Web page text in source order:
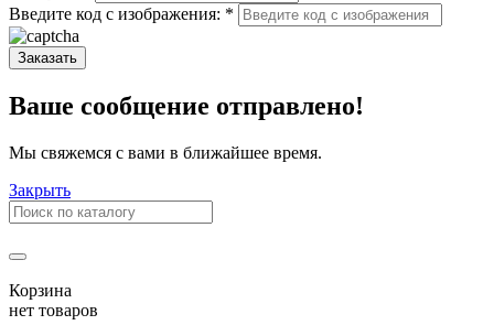
Введите код с изображения: *
Заказать
Ваше сообщение отправлено!
Мы свяжемся с вами в ближайшее время.
Закрыть
Корзина
нет товаров